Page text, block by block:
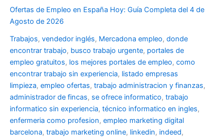
Ofertas de Empleo en España Hoy: Guía Completa del 4 de
Agosto de 2026
Trabajos, vendedor inglés, Mercadona empleo, donde
encontrar trabajo, busco trabajo urgente, portales de
empleo gratuitos, los mejores portales de empleo, como
encontrar trabajo sin experiencia, listado empresas
limpieza, empleo ofertas, trabajo administracion y finanzas,
administrador de fincas, se ofrece informatico, trabajo
informatico sin experiencia, técnico informatico en ingles,
enfermeria como profesion, empleo marketing digital
barcelona, trabajo marketing online, linkedin, indeed,